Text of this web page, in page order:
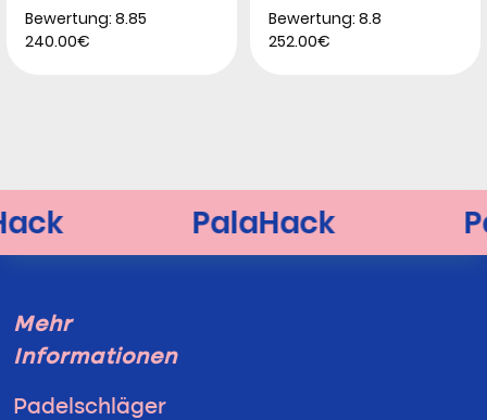
Bewertung: 8.85
240.00€
Bewertung: 8.8
252.00€
Mehr
Informationen
Padelschläger